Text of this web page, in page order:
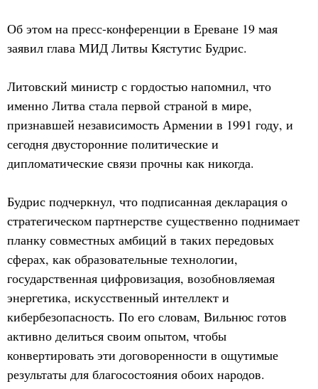
Об этом на пресс-конференции в Ереване 19 мая
заявил глава МИД Литвы Кястутис Будрис.
Литовский министр с гордостью напомнил, что
именно Литва стала первой страной в мире,
признавшей независимость Армении в 1991 году, и
сегодня двусторонние политические и
дипломатические связи прочны как никогда.
Будрис подчеркнул, что подписанная декларация о
стратегическом партнерстве существенно поднимает
планку совместных амбиций в таких передовых
сферах, как образовательные технологии,
государственная цифровизация, возобновляемая
энергетика, искусственный интеллект и
кибербезопасность. По его словам, Вильнюс готов
активно делиться своим опытом, чтобы
конвертировать эти договоренности в ощутимые
результаты для благосостояния обоих народов.